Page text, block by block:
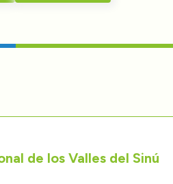
de los Valles del Sinú